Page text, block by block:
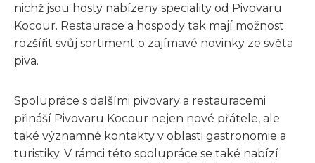
nichž jsou hosty nabízeny speciality od Pivovaru
Kocour. Restaurace a hospody tak mají možnost
rozšířit svůj sortiment o zajímavé novinky ze světa
piva.
Spolupráce s dalšími pivovary a restauracemi
přináší Pivovaru Kocour nejen nové přátele, ale
také významné kontakty v oblasti gastronomie a
turistiky. V rámci této spolupráce se také nabízí